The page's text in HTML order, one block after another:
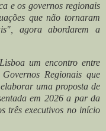
e os governos regionais
que não tornaram
agora abordarem a
um encontro entre
Regionais que
uma proposta de
em 2026 a par da
três executivos no início